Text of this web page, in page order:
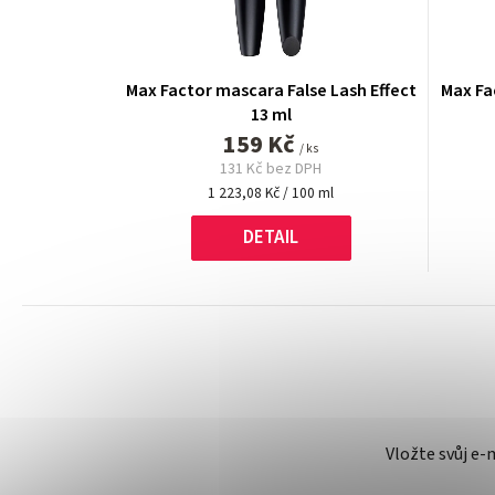
Max Factor mascara False Lash Effect
13 ml
159 Kč / ks
131 Kč bez DPH
Měrná
1 223,08 Kč / 100 ml
DETAIL
Max
Vložte svůj e-